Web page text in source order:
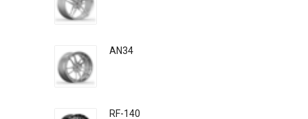
AN34
RF-140